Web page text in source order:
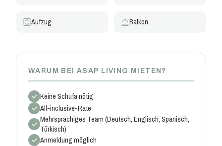
Aufzug Balkon
WARUM BEI ASAP LIVING MIETEN?
Keine Schufa nötig
All-inclusive-Rate
Mehrsprachiges Team (Deutsch, Englisch, Spanisch,
Türkisch)
Anmeldung möglich